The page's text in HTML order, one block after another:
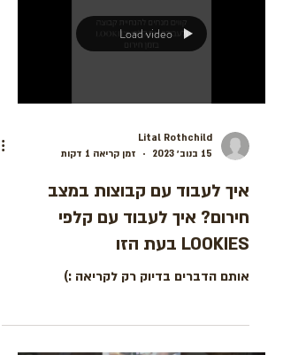
Load video
Lital Rothchild
15 בנוב׳ 2023
זמן קריאה 1 דקות
איך לעבוד עם קבוצות במצב
חירום? איך לעבוד עם קלפי
LOOKIES בעת הזו
אותם הדברים בדיוק רק לקריאה :)